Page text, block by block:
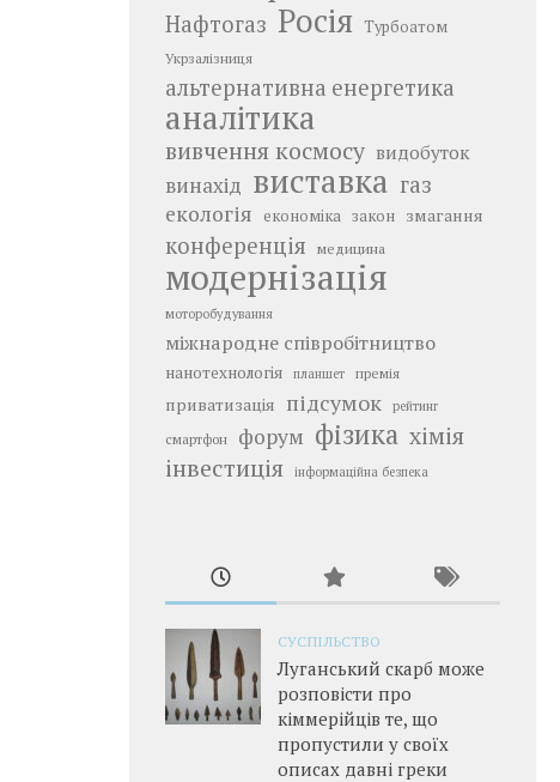
Нафтогаз Росія Турбоатом
Укрзалізниця
альтернативна енергетика
аналітика
вивчення космосу видобуток
винахід виставка газ
екологія економіка закон змагання
конференція медицина
модернізація
моторобудування
міжнародне співробітництво
нанотехнологія планшет премія
приватизація підсумок рейтинг
смартфон форум фізика хімія
інвестиція інформаційна безпека
СУСПІЛЬСТВО
Луганський скарб може
розповісти про
кіммерійців те, що
пропустили у своїх
описах давні греки